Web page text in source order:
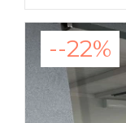
--22%